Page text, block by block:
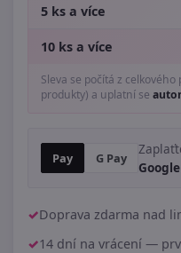
5 ks a více
10 ks a více
Sleva se počítá z
produkty) a uplatní se
Pay G Pay
Doprava zdarma nad
14 dní na vrácení —